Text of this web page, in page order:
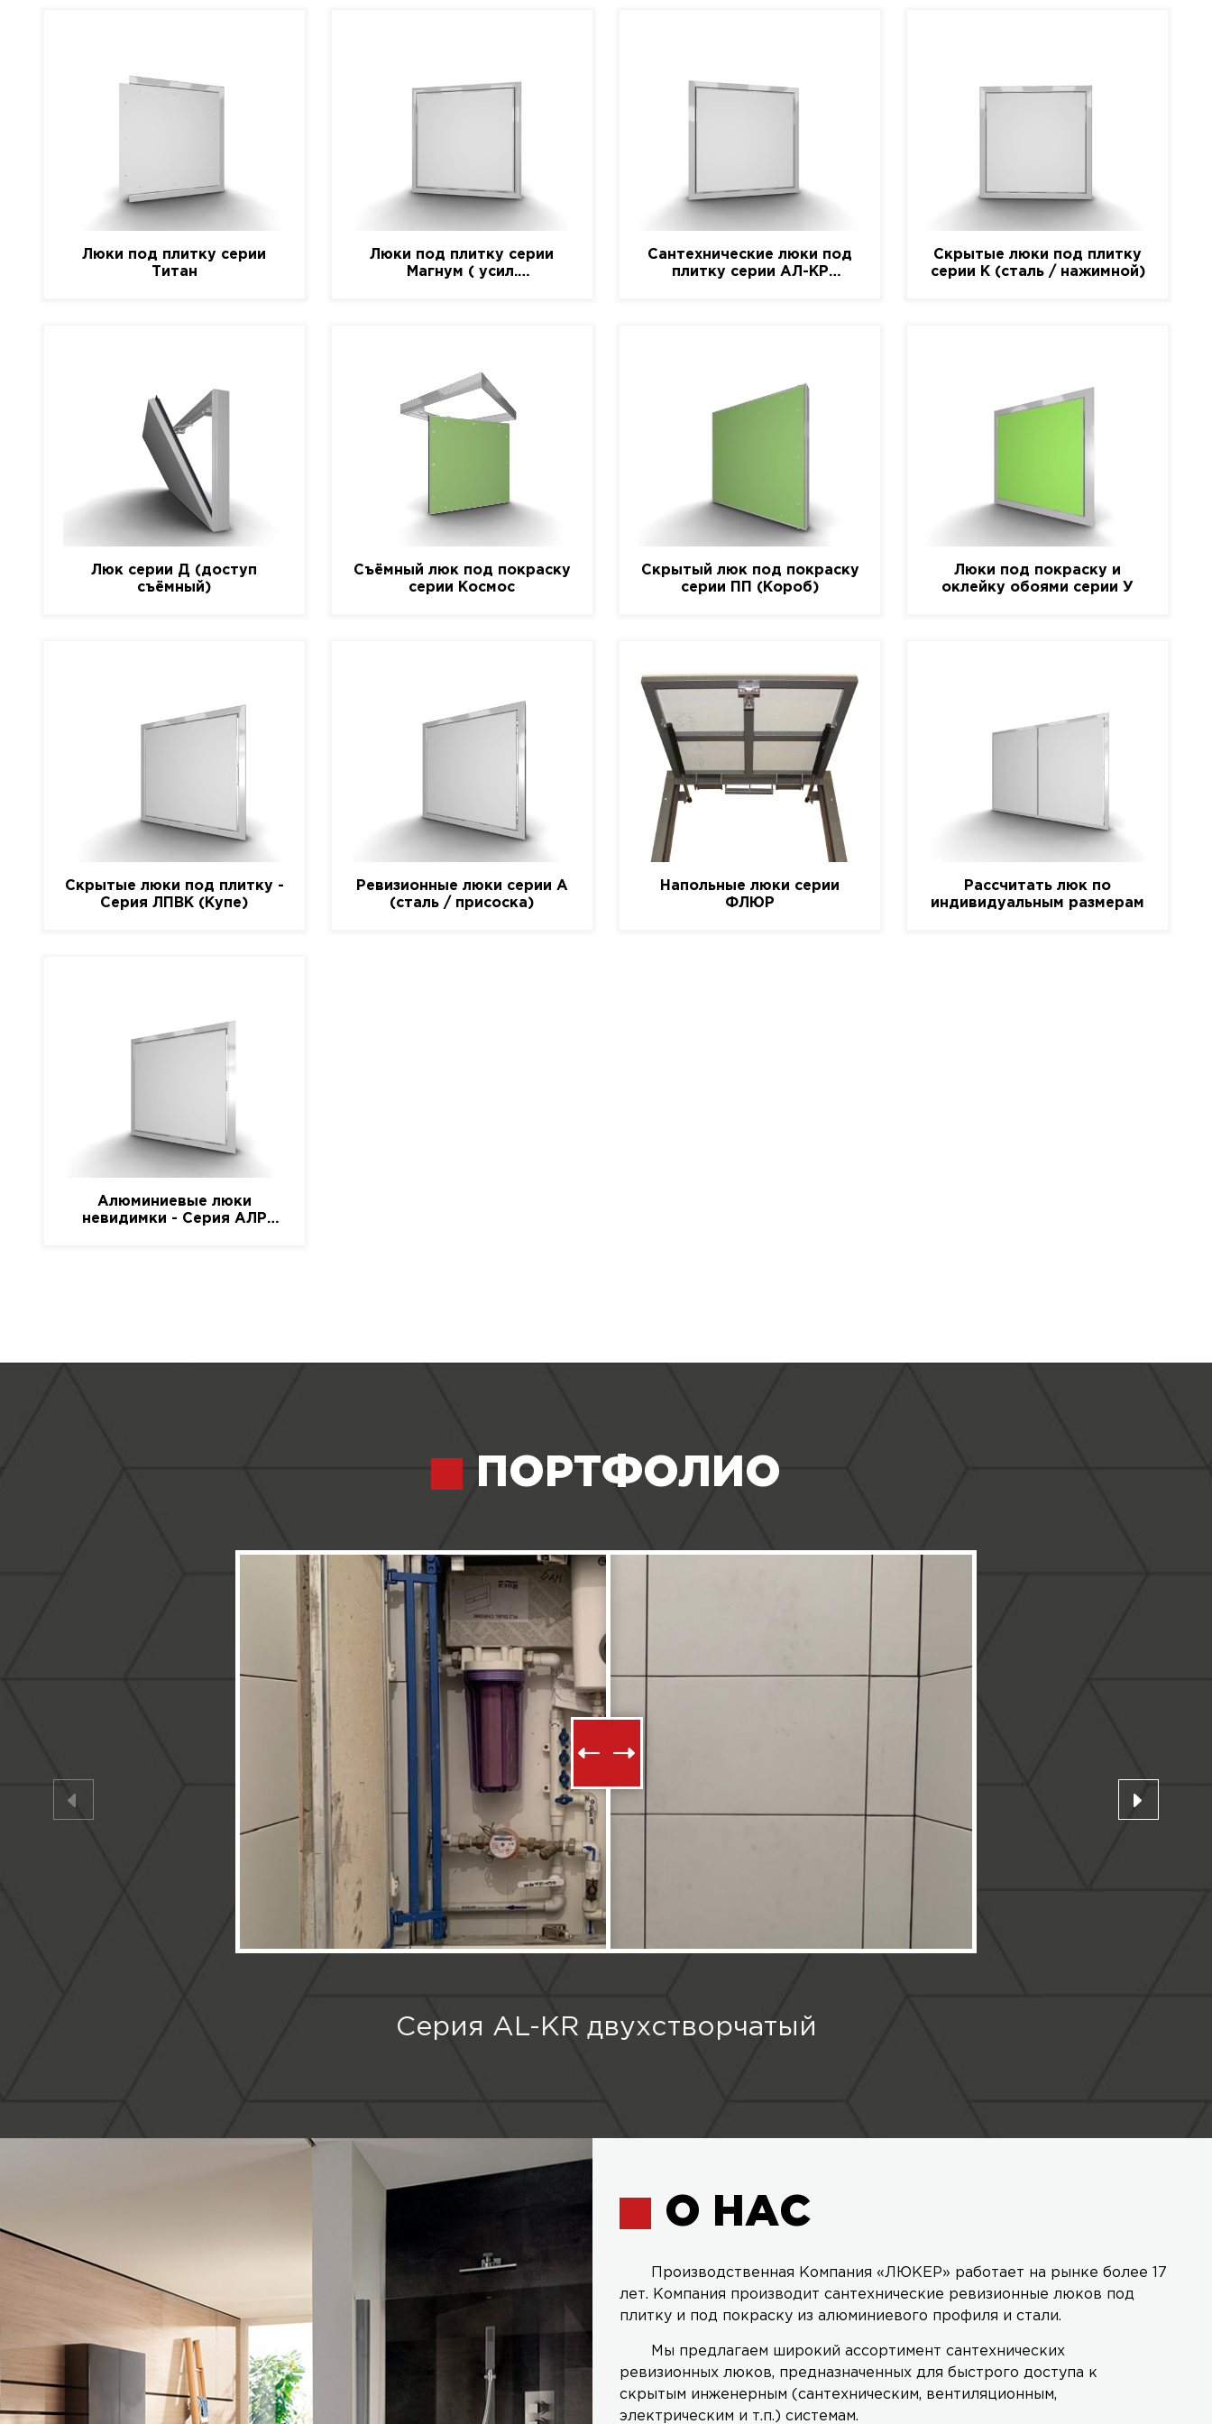
Люки под плитку серии
Титан
Люки под плитку серии
Магнум ( усил.
Сантехнические люки под
плитку серии АЛ-КР
Скрытые люки под плитку
серии K (сталь / нажимной)
Люк серии Д (доступ
съёмный)
Съёмный люк под покраску
серии Космос
Скрытый люк под покраску
серии ПП (Короб)
Люки под покраску и
оклейку обоями серии У
Скрытые люки под плитку -
Серия ЛПВК (Купе)
Ревизионные люки серии A
(сталь / присоска)
Напольные люки серии
ФЛЮР
Рассчитать люк по
индивидуальным размерам
Алюминиевые люки
невидимки - Серия АЛР
ПОРТФОЛИО
Серия AL-KR двухстворчатый
О НАС
Производственная Компания «ЛЮКЕР» работает на рынке более 17
лет. Компания производит сантехнические ревизионные люков под
плитку и под покраску из алюминиевого профиля и стали.
Мы предлагаем широкий ассортимент сантехнических
ревизионных люков, предназначенных для быстрого доступа к
скрытым инженерным (сантехническим, вентиляционным,
электрическим и т.п.) системам.